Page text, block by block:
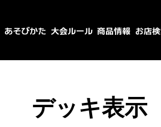
デッキ表示